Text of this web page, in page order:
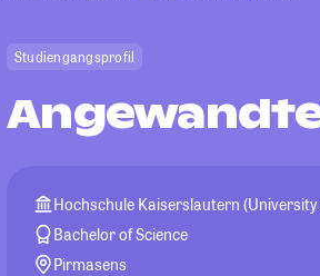
Studiengangsprofil
Hochschule Kaiserslautern (University
Bachelor of Science
Pirmasens